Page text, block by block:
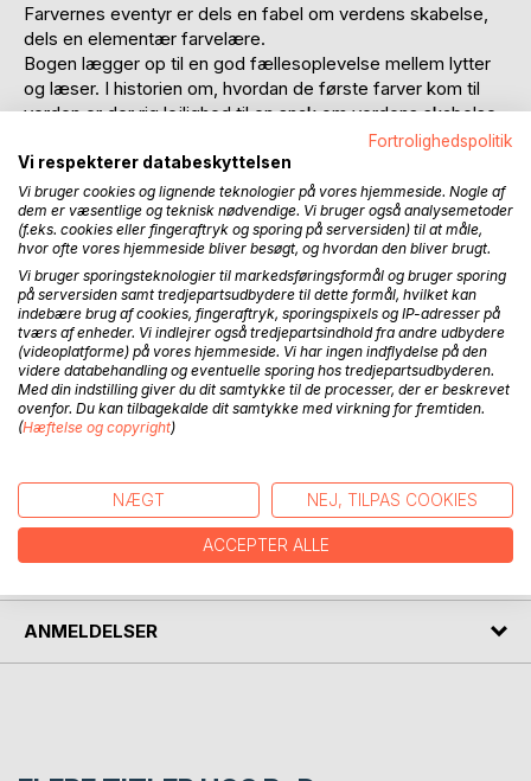
Farvernes eventyr er dels en fabel om verdens skabelse,
dels en elementær farvelære.
Bogen lægger op til en god fællesoplevelse mellem lytter
og læser. I historien om, hvordan de første farver kom til
verden er der rig lejlighed til en snak om verdens skabelse
og i den enkle farvelære en mulighed for selv at lege med
at blande primær farver og se, hvad der sker.
Historien om, hvordan farverne kom op at skændes lægger
op til en god snak om at se verden udenfor sin egen
næsetip. Regnbuen er et tegn på håb om fred for i morgen,
og at vi godt alle sammen kan leve side om side. En god
snak om, at man godt kan være venner, selv om man
måske ikke er enige om hvad som helst.
Målgruppen er de 4-9 årige og deres voksne. Bogen vil
også være velegnet for de ældste i børnehaven og
indskolingsklasserne.
FORFATTER
PRESSEN SKRIVER
ANMELDELSER
Fortrolighedspolitik
Vi respekterer databeskyttelsen
Vi bruger cookies og lignende teknologier på vores hjemmeside. Nogle af
dem er væsentlige og teknisk nødvendige. Vi bruger også analysemetoder
(f.eks. cookies eller fingeraftryk og sporing på serversiden) til at måle,
hvor ofte vores hjemmeside bliver besøgt, og hvordan den bliver brugt.
Vi bruger sporingsteknologier til markedsføringsformål og bruger sporing
på serversiden samt tredjepartsudbydere til dette formål, hvilket kan
indebære brug af cookies, fingeraftryk, sporingspixels og IP-adresser på
tværs af enheder. Vi indlejrer også tredjepartsindhold fra andre udbydere
(videoplatforme) på vores hjemmeside. Vi har ingen indflydelse på den
videre databehandling og eventuelle sporing hos tredjepartsudbyderen.
Med din indstilling giver du dit samtykke til de processer, der er beskrevet
ovenfor. Du kan tilbagekalde dit samtykke med virkning for fremtiden.
(Hæftelse og copyright)
NÆGT NEJ, TILPAS COOKIES
ACCEPTER ALLE